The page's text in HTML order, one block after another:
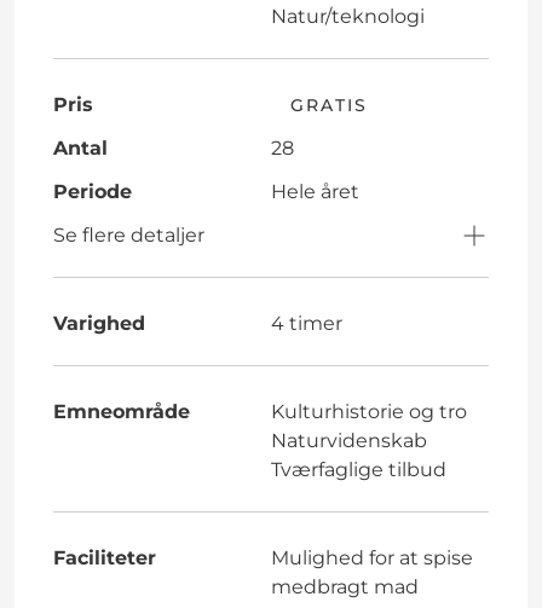
Natur/teknologi
Pris GRATIS
Antal
28
Periode
Hele året
Se flere detaljer
Varighed 4 timer
Emneområde
Kulturhistorie og tro
Naturvidenskab
Tværfaglige tilbud
Faciliteter
Mulighed for at spise
medbragt mad